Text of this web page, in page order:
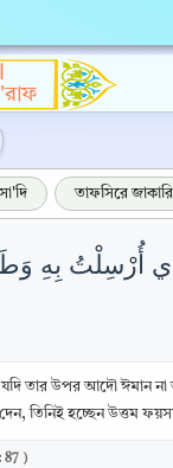
তাফসিরে
أُرْسِلْتُ بِهِ
তার উপর আদৌ ঈমান
তিনিই হচ্ছেন উত্তম
87 )